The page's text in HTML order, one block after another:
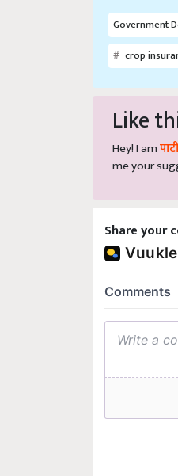
Government
crop
Like
Hey! I am
me your
Share your